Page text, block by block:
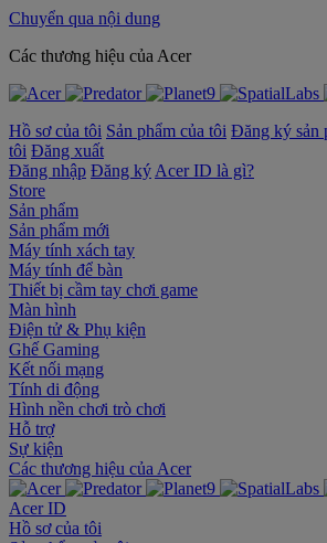
Chuyển qua nội dung
‌Các thương hiệu của Acer
Hồ sơ của tôi Sản phẩm của tôi Đăng ký sản
tôi Đăng xuất
Đăng nhập Đăng ký Acer ID là gì?
Store
Sản phẩm
Sản phẩm mới
Máy tính xách tay
Máy tính để bàn
Thiết bị cầm tay chơi game
Màn hình
Điện tử & Phụ kiện
Ghế Gaming
Kết nối mạng
Tính di động
Hình nền chơi trò chơi
Hỗ trợ
Sự kiện
‌Các thương hiệu của Acer
Acer ID
Hồ sơ của tôi